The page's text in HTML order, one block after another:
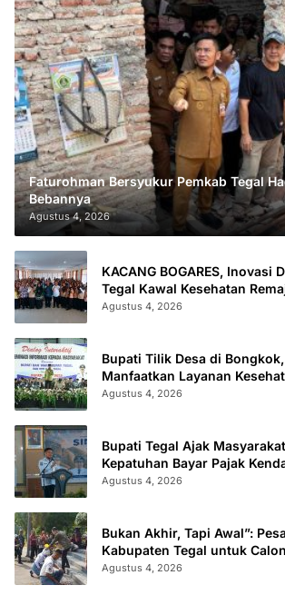
Faturohman Bersyukur Pemkab Tegal
Bebannya
Agustus 4, 2026
KACANG BOGARES, Inovasi
Tegal Kawal Kesehatan
Stunting
Agustus 4, 2026
Bupati Tilik Desa di
Manfaatkan Layanan
Administrasi
Agustus 4, 2026
Bupati Tegal Ajak
Kepatuhan Bayar Pajak
“TULUS NGOPENI”
Agustus 4, 2026
Bukan Akhir, Tapi Awal”:
Kabupaten Tegal untuk
2026
Agustus 4, 2026